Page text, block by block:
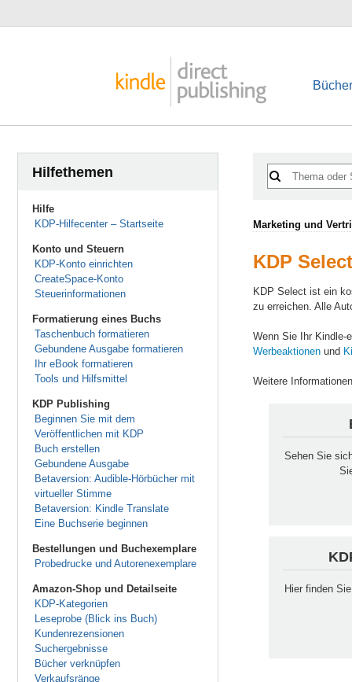
Hilfethemen
Hilfe
KDP-Hilfecenter – Startseite
Konto und Steuern
KDP-Konto einrichten
CreateSpace-Konto
Steuerinformationen
Formatierung eines Buchs
Taschenbuch formatieren
Gebundene Ausgabe formatieren
Ihr eBook formatieren
Tools und Hilfsmittel
KDP Publishing
Beginnen Sie mit dem
Veröffentlichen mit KDP
Buch erstellen
Gebundene Ausgabe
Betaversion: Audible-Hörbücher mit
virtueller Stimme
Betaversion: Kindle Translate
Eine Buchserie beginnen
Bestellungen und Buchexemplare
Probedrucke und Autorenexemplare
Amazon-Shop und Detailseite
KDP-Kategorien
Leseprobe (Blick ins Buch)
Kundenrezensionen
Suchergebnisse
Bücher verknüpfen
Verkaufsränge
Marketing und
KDP Select
KDP Select ist ein
zu erreichen. Alle
Wenn Sie Ihr
Werbeaktionen und
Weitere
Sehen Sie
Hier finden